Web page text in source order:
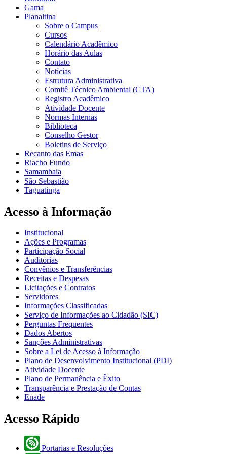
Gama
Planaltina
Sobre o Campus
Cursos
Calendário Acadêmico
Horário das Aulas
Contato
Notícias
Estrutura Administrativa
Comitê Técnico Ambiental (CTA)
Registro Acadêmico
Atividade Docente
Normas Internas
Biblioteca
Conselho Gestor
Boletins de Serviço
Recanto das Emas
Riacho Fundo
Samambaia
São Sebastião
Taguatinga
Acesso à Informação
Institucional
Ações e Programas
Participação Social
Auditorias
Convênios e Transferências
Receitas e Despesas
Licitações e Contratos
Servidores
Informações Classificadas
Serviço de Informações ao Cidadão (SIC)
Perguntas Frequentes
Dados Abertos
Sanções Administrativas
Sobre a Lei de Acesso à Informação
Plano de Desenvolvimento Institucional (PDI)
Atividade Docente
Plano de Permanência e Êxito
Transparência e Prestação de Contas
Enade
Acesso Rápido
Portarias e Resoluções